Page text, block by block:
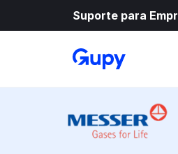
Suporte para